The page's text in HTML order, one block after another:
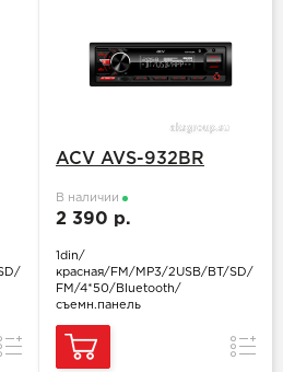
ACV AVS-932BR
В наличии
2 390 р.
1din/
красная/FM/MP3/2USB/BT/SD/
FM/4*50/Bluetooth/
съемн.панель